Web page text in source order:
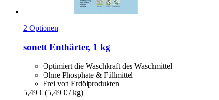
2 Optionen
sonett Enthärter, 1 kg
Optimiert die Waschkraft des Waschmittel
Ohne Phosphate & Füllmittel
Frei von Erdölprodukten
5,49 € (5,49 € / kg)